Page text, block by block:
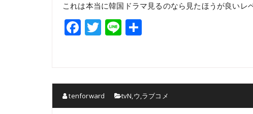
これは本当に韓国ドラマ見るのなら見たほうが良いレ
Facebook
Twitter
Line
tenforward tvN,ウ,ラブコメ